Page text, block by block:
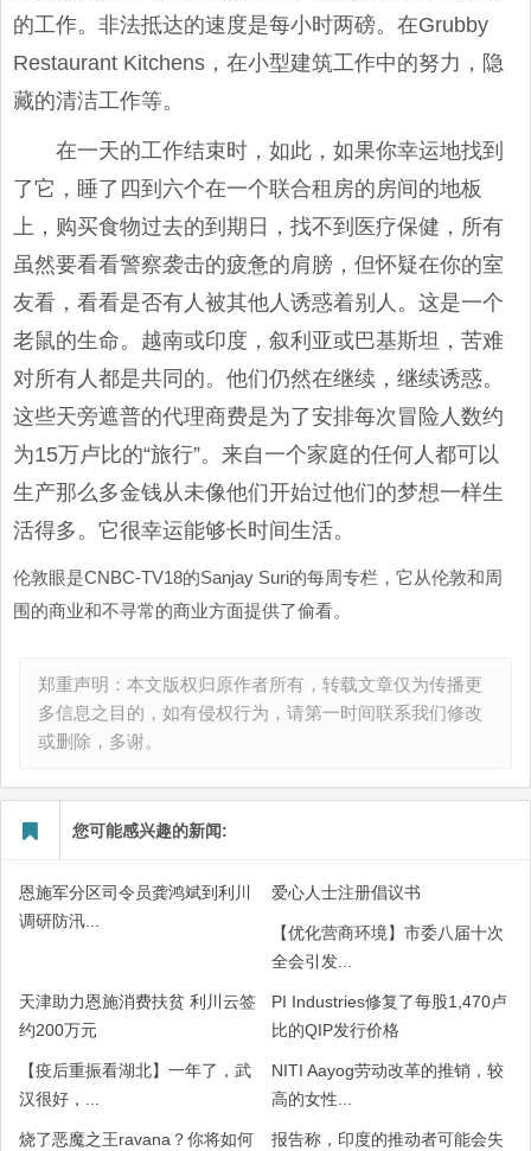
的工作。非法抵达的速度是每小时两磅。在Grubby
Restaurant Kitchens，在小型建筑工作中的努力，隐
藏的清洁工作等。
在一天的工作结束时，如此，如果你幸运地找到
了它，睡了四到六个在一个联合租房的房间的地板
上，购买食物过去的到期日，找不到医疗保健，所有
虽然要看看警察袭击的疲惫的肩膀，但怀疑在你的室
友看，看看是否有人被其他人诱惑着别人。这是一个
老鼠的生命。越南或印度，叙利亚或巴基斯坦，苦难
对所有人都是共同的。他们仍然在继续，继续诱惑。
这些天旁遮普的代理商费是为了安排每次冒险人数约
为15万卢比的“旅行”。来自一个家庭的任何人都可以
生产那么多金钱从未像他们开始过他们的梦想一样生
活得多。它很幸运能够长时间生活。
伦敦眼是CNBC-TV18的Sanjay Suri的每周专栏，它从伦敦和周
围的商业和不寻常的商业方面提供了偷看。
郑重声明：本文版权归原作者所有，转载文章仅为传播更
多信息之目的，如有侵权行为，请第一时间联系我们修改
或删除，多谢。
您可能感兴趣的新闻:
恩施军分区司令员龚鸿斌到利川
调研防汛...
爱心人士注册倡议书
【优化营商环境】市委八届十次
全会引发...
天津助力恩施消费扶贫 利川云签
约200万元
PI Industries修复了每股1,470卢
比的QIP发行价格
【疫后重振看湖北】一年了，武
汉很好，...
NITI Aayog劳动改革的推销，较
高的女性...
烧了恶魔之王ravana？你将如何 报告称，印度的推动者可能会失